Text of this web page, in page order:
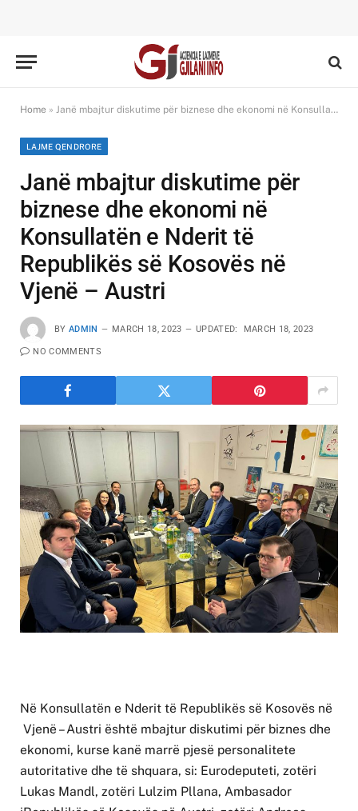
Home » Janë mbajtur diskutime për biznese dhe ekonomi në Konsullatën e Nderit të Republikës së Kosovës në Vjenë – Austri
LAJME QENDRORE
Janë mbajtur diskutime për
biznese dhe ekonomi në
Konsullatën e Nderit të
Republikës së Kosovës në
Vjenë – Austri
BY ADMIN MARCH 18, 2023 UPDATED: MARCH 18, 2023
NO COMMENTS
Në Konsullatën e Nderit të Republikës së Kosovës në
Vjenë – Austri është mbajtur diskutimi për biznes dhe
ekonomi, kurse kanë marrë pjesë personalitete
autoritative dhe të shquara, si: Eurodeputeti, zotëri
Lukas Mandl, zotëri Lulzim Pllana, Ambasador